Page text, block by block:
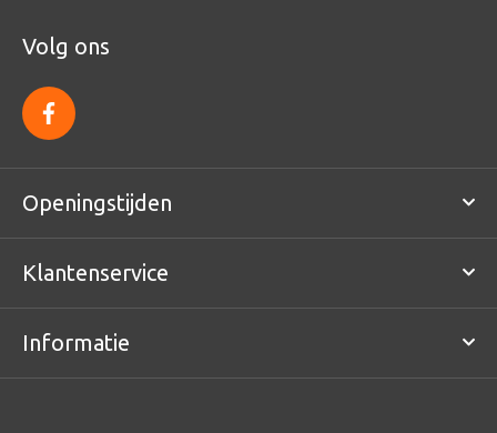
Volg ons
f
a
c
e
o
o
Openingstijden
Klantenservice
Informatie